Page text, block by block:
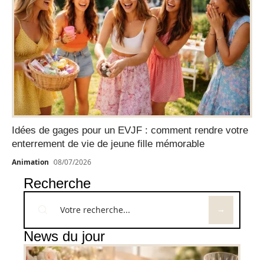
Idées de gages pour un EVJF : comment rendre votre
enterrement de vie de jeune fille mémorable
Animation 08/07/2026
Recherche
News du jour